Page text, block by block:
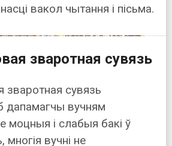
вакол чытання і пісьма.
зваротная сувязь
зваротная сувязь
дапамагчы вучням
моцныя і слабыя бакі ў
вучні не